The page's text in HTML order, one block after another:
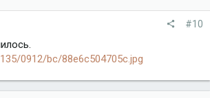
#10
0912/bc/88e6c504705c.jpg